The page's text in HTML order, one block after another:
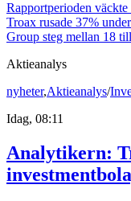
Rapportperioden
Troax rusade 37%
Group steg mellan 18
Aktieanalys
nyheter,Aktieanalys/
Idag, 08:11
Analytikern: